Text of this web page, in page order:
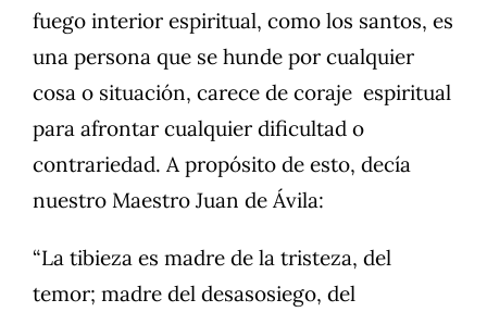
fuego interior espiritual, como los santos, es
una persona que se hunde por cualquier
cosa o situación, carece de coraje espiritual
para afrontar cualquier dificultad o
contrariedad. A propósito de esto, decía
nuestro Maestro Juan de Ávila:
“La tibieza es madre de la tristeza, del
temor; madre del desasosiego, del